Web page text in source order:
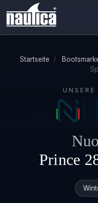
Startseite /
Prince